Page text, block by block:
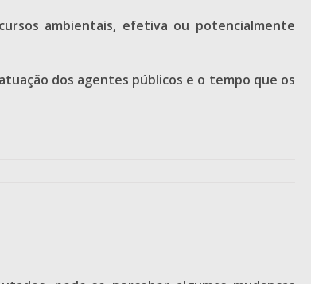
ambientais, efetiva ou potencialmente
dos agentes públicos e o tempo que os